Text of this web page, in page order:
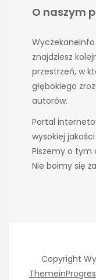
O naszym
znajdziesz
przestrzeń, w
głębokiego
autorów.
Portal
wysokiej
Piszemy o tym
Nie boimy się
Copyright